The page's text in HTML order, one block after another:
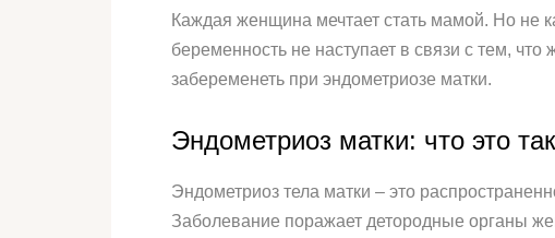
Каждая женщина мечтает стать мамой. Но не
беременность не наступает в связи с тем,
забеременеть при эндометриозе матки.
Эндометриоз матки: что это
Эндометриоз тела матки – это
Заболевание поражает детородные органы